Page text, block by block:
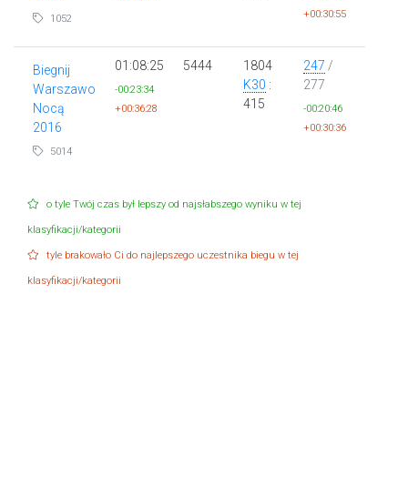
1052
+00:30:55
Biegnij
Warszawo
Nocą
2016
5014
01:08:25
-00:23:34
+00:36:28
5444
1804
K30 :
415
247 /
277
-00:20:46
+00:30:36
o tyle Twój czas był lepszy od najsłabszego wyniku w tej
klasyfikacji/kategorii
tyle brakowało Ci do najlepszego uczestnika biegu w tej
klasyfikacji/kategorii